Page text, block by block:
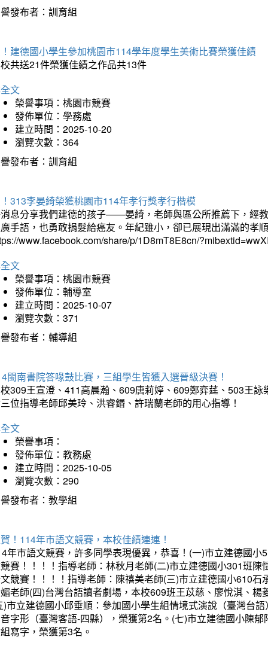
發布者：訓育組
建德國小學生參加桃園市114學年度學生美術比賽榮獲佳績
共送21件榮獲佳績之作品共13件
文
榮譽事項：桃園市競賽
發佈單位：學務處
建立時間：2025-10-20
瀏覽次數：364
發布者：訓育組
313李晏綺榮獲桃園市114年孝行獎孝行楷模
息分享我們建德的孩子——晏綺，老師與區公所推薦下，經
手語，也勇敢捐髮給癌友。年紀雖小，卻已展現出滿滿的孝
www.facebook.com/share/p/1D8mT8E8cn/
文
榮譽事項：桃園市競賽
發佈單位：輔導室
建立時間：2025-10-07
瀏覽次數：371
發布者：輔導組
閩南書院答喙鼓比賽，三組學生皆獲入選晉級決賽！
309王宣澄、411高晨瀚、609唐莉婷、609鄭弈莛、503王
位指導老師邱美玲、洪睿鍲、許瑞蘭老師的用心指導！
文
榮譽事項：
發佈單位：教務處
建立時間：2025-10-05
瀏覽次數：290
發布者：教學組
！114年市語文競賽，本校佳績連連！
年市語文競賽，許多同學表現優異，恭喜！(一)市立建德國
賽！！！！指導老師：林秋月老師(二)市立建德國小301班
競賽！！！！指導老師：陳禧美老師(三)市立建德國小610
老師(四)台灣台語讀者劇場，本校609班王苡慈、廖悅淇、
)市立建德國小邱垂順：參加國小學生組情境式演說（臺灣台
字形（臺灣客語-四縣），榮獲第2名。(七)市立建德國小陳
寫字，榮獲第3名。